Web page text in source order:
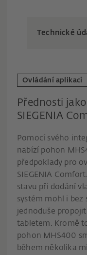
Technické
Ovládání aplikací
Přednosti
SIEGENIA
Pomocí svého
nabízí pohon
předpoklady pro
SIEGENIA
stavu při dodání
systém mohl i bez
jednoduše
tabletem. Kromě
pohon MHS400
během několika